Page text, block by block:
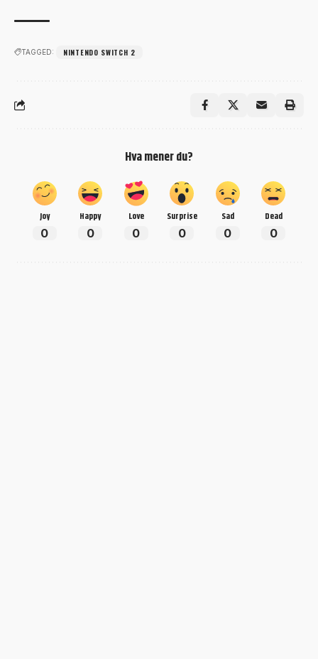
TAGGED: NINTENDO SWITCH 2
Hva mener du?
Joy
0
Happy
0
Love
0
Surprise
0
Sad
0
Dead
0